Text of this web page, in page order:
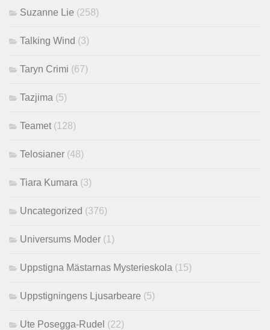
Suzanne Lie (258)
Talking Wind (3)
Taryn Crimi (67)
Tazjima (5)
Teamet (128)
Telosianer (48)
Tiara Kumara (3)
Uncategorized (376)
Universums Moder (1)
Uppstigna Mästarnas Mysterieskola (15)
Uppstigningens Ljusarbeare (5)
Ute Posegga-Rudel (22)